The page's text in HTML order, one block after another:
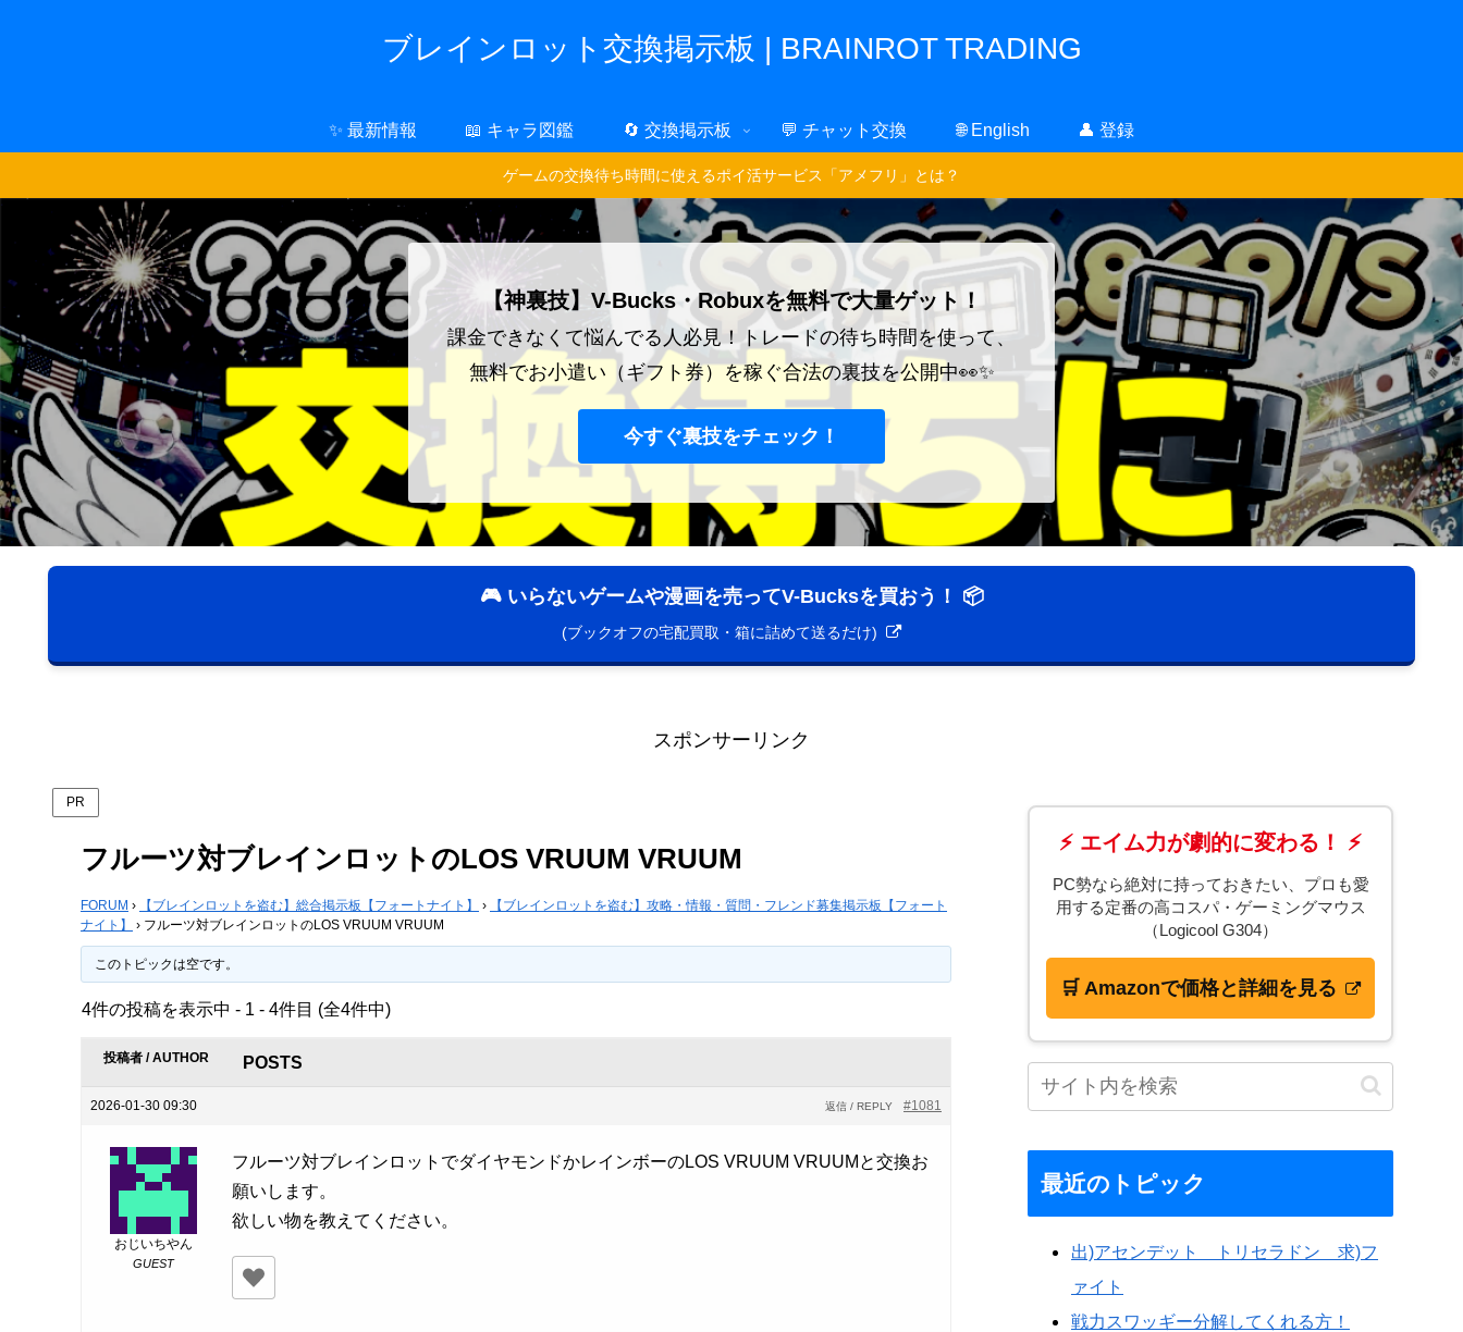
ブレインロット交換掲示板 | BRAINROT TRADING
✨ 最新情報 📖 キャラ図鑑 🔄 交換掲示板 💬 チャット交換 🌐 English 👤 登録
ゲームの交換待ち時間に使えるポイ活サービス「アメフリ」とは？
【神裏技】V-Bucks・Robuxを無料で大量ゲット！
課金できなくて悩んでる人必見！トレードの待ち時間を使って、
無料でお小遣い（ギフト券）を稼ぐ合法の裏技を公開中👀✨
今すぐ裏技をチェック！
🎮 いらないゲームや漫画を売ってV-Bucksを買おう！ 📦
(ブックオフの宅配買取・箱に詰めて送るだけ)
スポンサーリンク
PR
フルーツ対ブレインロットのLOS VRUUM VRUUM
FORUM › 【ブレインロットを盗む】総合掲示板【フォートナイト】 ›
【ブレインロットを盗む】攻略・情報・質問・フレンド募集掲示板【フォート
ナイト】
› フルーツ対ブレインロットのLOS VRUUM VRUUM
このトピックは空です。
4件の投稿を表示中 - 1 - 4件目 (全4件中)
投稿者 / AUTHOR POSTS
2026-01-30 09:30 #1081
返信 / REPLY
おじいちやん
GUEST
フルーツ対ブレインロットでダイヤモンドかレインボーのLOS VRUUM VRUUMと交換お
願いします。
欲しい物を教えてください。
⚡ エイム力が劇的に変わる！ ⚡
PC勢なら絶対に持っておきたい、プロも愛
用する定番の高コスパ・ゲーミングマウス
（Logicool G304）
🛒 Amazonで価格と詳細を見る
最近のトピック
出)アセンデット トリセラドン 求)フ
ァイト
戦力スワッギー分解してくれる方！